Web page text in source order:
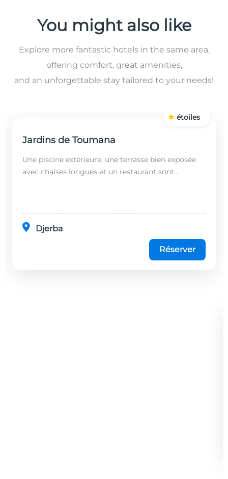
You might also like
Explore more fantastic hotels in the same area,
offering comfort, great amenities,
and an unforgettable stay tailored to your needs!
Jardins de Toumana
Une piscine extérieure, une terrasse bien exposée
avec chaises longues et un restaurant sont
Djerba
étoiles
Réserver